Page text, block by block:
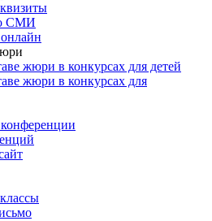
СМИ
жюри в конкурсах для детей
жюри в конкурсах для